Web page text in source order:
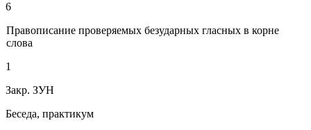
6
Правописание проверяемых безударных гласных в корне
слова
1
Закр. ЗУН
Беседа, практикум